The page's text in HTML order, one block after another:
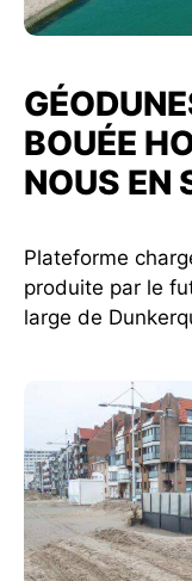
BOUÉE
NOUS EN
Plateforme
produite par le
large de